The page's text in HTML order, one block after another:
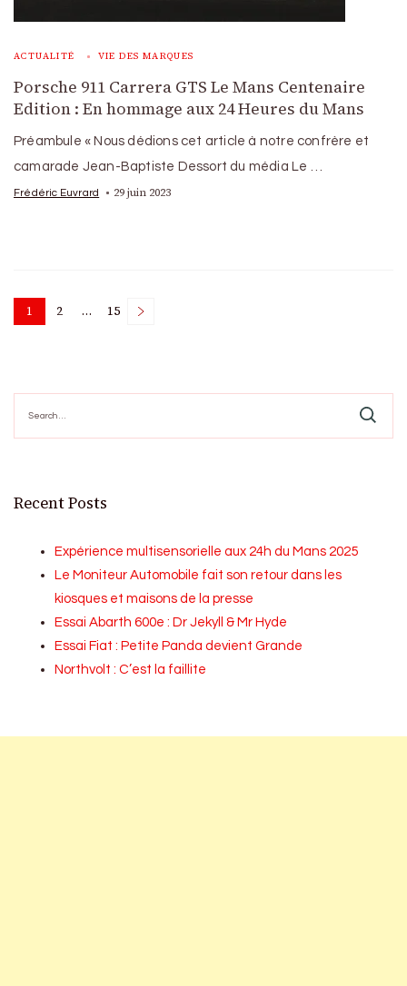
ACTUALITÉ VIE DES MARQUES
Porsche 911 Carrera GTS Le Mans Centenaire
Edition : En hommage aux 24 Heures du Mans
Préambule « Nous dédions cet article à notre confrère et
camarade Jean-Baptiste Dessort du média Le …
Frédéric Euvrard 29 juin 2023
Posts
Page
1 Page
2 … Page
15
for:
Recent Posts
Expérience multisensorielle aux 24h du Mans 2025
Le Moniteur Automobile fait son retour dans les
kiosques et maisons de la presse
Essai Abarth 600e : Dr Jekyll & Mr Hyde
Essai Fiat : Petite Panda devient Grande
Northvolt : C’est la faillite